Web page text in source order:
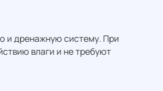
и дренажную систему. При
влаги и не требуют